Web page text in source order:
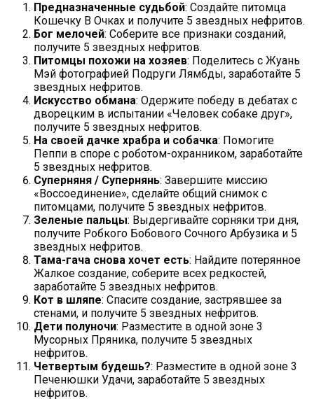
Предназначенные судьбой: Создайте питомца
Кошечку В Очках и получите 5 звездных нефритов.
Бог мелочей: Соберите все признаки созданий,
получите 5 звездных нефритов.
Питомцы похожи на хозяев: Поделитесь с Жуань
Мэй фотографией Подруги Лямбды, заработайте 5
звездных нефритов.
Искусство обмана: Одержите победу в дебатах с
дворецким в испытании «Человек собаке друг»,
получите 5 звездных нефритов.
На своей дачке храбра и собачка: Помогите
Пеппи в споре с роботом-охранником, заработайте
5 звездных нефритов.
Суперняня / Супернянь: Завершите миссию
«Воссоединение», сделайте общий снимок с
питомцами, получите 5 звездных нефритов.
Зеленые пальцы: Выдергивайте сорняки три дня,
получите Робкого Бобового Сочного Арбузика и 5
звездных нефритов.
Тама-гача снова хочет есть: Найдите потерянное
Жалкое создание, соберите всех редкостей,
заработайте 5 звездных нефритов.
Кот в шляпе: Спасите создание, застрявшее за
стенами, и получите 5 звездных нефритов.
Дети полуночи: Разместите в одной зоне 3
Мусорных Пряника, получите 5 звездных
нефритов.
Четвертым будешь?: Разместите в одной зоне 3
Печенюшки Удачи, заработайте 5 звездных
нефритов.